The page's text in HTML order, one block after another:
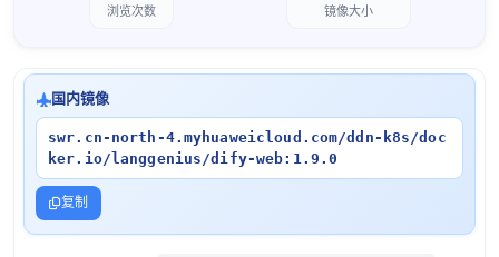
浏览次数 镜像大小
国内镜像
swr.cn-north-4.myhuaweicloud.com/ddn-k8s/doc
ker.io/langgenius/dify-web:1.9.0
复制